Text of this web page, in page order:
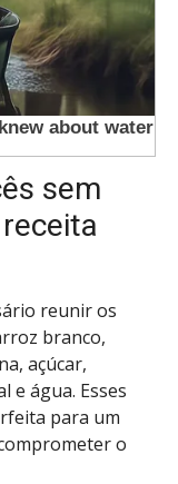
sem
reunir os
branco,
açúcar,
e água. Esses
para um
o